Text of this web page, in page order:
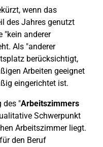
wenn das
des Jahres genutzt
"kein anderer
Als "anderer
berücksichtigt,
Arbeiten geeignet
eingerichtet ist.
des "Arbeitszimmers
Schwerpunkt
Arbeitszimmer liegt.
den Beruf